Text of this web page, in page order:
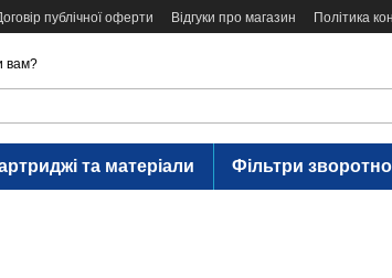
публічної оферти Відгуки про магазин Політика
вам?
та матеріали Фільтри